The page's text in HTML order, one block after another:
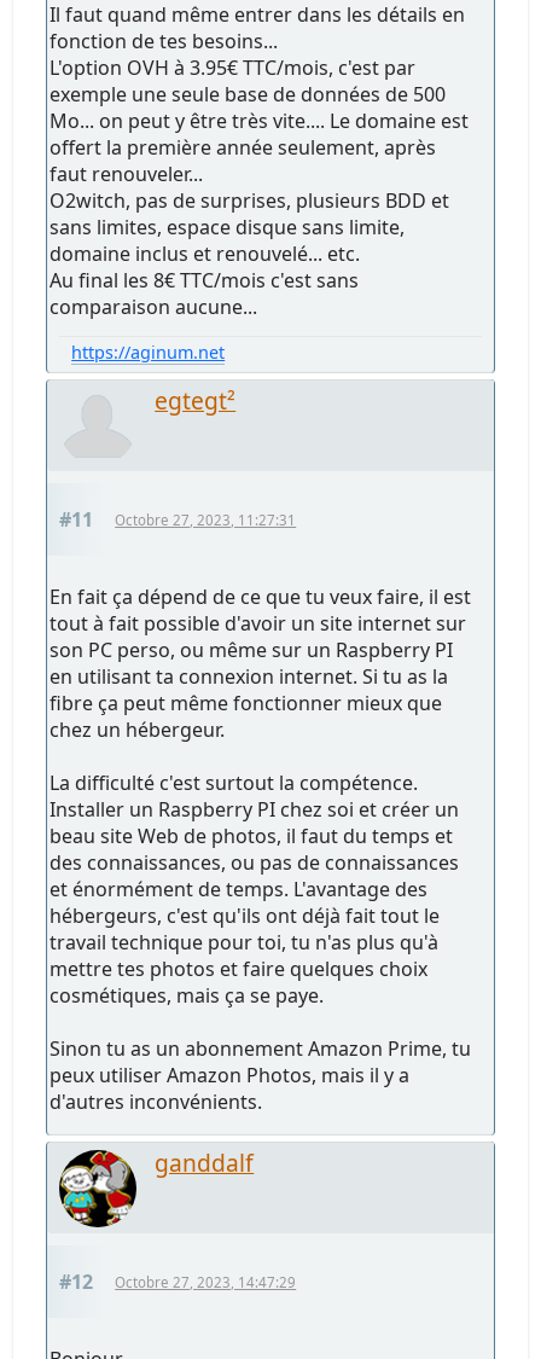
Il faut quand même entrer dans les détails en
fonction de tes besoins...
L'option OVH à 3.95€ TTC/mois, c'est par
exemple une seule base de données de 500
Mo... on peut y être très vite.... Le domaine est
offert la première année seulement, après
faut renouveler...
O2witch, pas de surprises, plusieurs BDD et
sans limites, espace disque sans limite,
domaine inclus et renouvelé... etc.
Au final les 8€ TTC/mois c'est sans
comparaison aucune...
https://aginum.net
egtegt²
#11 Octobre 27, 2023, 11:27:31
En fait ça dépend de ce que tu veux faire, il est
tout à fait possible d'avoir un site internet sur
son PC perso, ou même sur un Raspberry PI
en utilisant ta connexion internet. Si tu as la
fibre ça peut même fonctionner mieux que
chez un hébergeur.
La difficulté c'est surtout la compétence.
Installer un Raspberry PI chez soi et créer un
beau site Web de photos, il faut du temps et
des connaissances, ou pas de connaissances
et énormément de temps. L'avantage des
hébergeurs, c'est qu'ils ont déjà fait tout le
travail technique pour toi, tu n'as plus qu'à
mettre tes photos et faire quelques choix
cosmétiques, mais ça se paye.
Sinon tu as un abonnement Amazon Prime, tu
peux utiliser Amazon Photos, mais il y a
d'autres inconvénients.
ganddalf
#12 Octobre 27, 2023, 14:47:29